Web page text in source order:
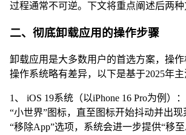
过程通常不可逆。下文将重点阐述后两种
二、彻底卸载应用的操作步骤
卸载应用是大多数用户的首选方案，操
操作系统略有差异，以下是基于2025年主
1、 iOS 19系统（以iPhone 16 Pro为例）
“小世界”图标，直至图标开始抖动并出
“移除App”选项，系统会进一步提供“移